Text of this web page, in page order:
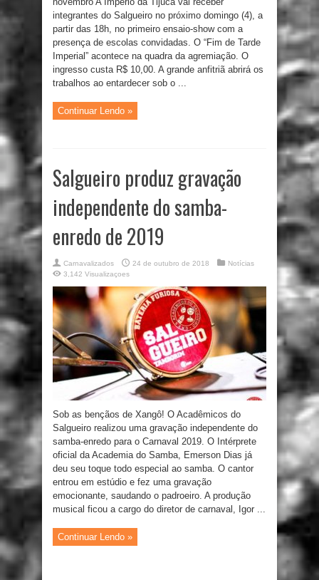
integrantes do Salgueiro no próximo domingo (4), a
partir das 18h, no primeiro ensaio-show com a
presença de escolas convidadas. O “Fim de Tarde
Imperial” acontece na quadra da agremiação. O
ingresso custa R$ 10,00. A grande anfitriã abrirá os
trabalhos ao entardecer sob o ...
Continuar Lendo »
Salgueiro produz gravação
independente do samba-
enredo de 2019
Carnavalizados 24 de outubro de 2018
Notícias
3,142 Visualizaçoes
Sob as bençãos de Xangô! O Acadêmicos do
Salgueiro realizou uma gravação independente do
samba-enredo para o Carnaval 2019. O Intérprete
oficial da Academia do Samba, Emerson Dias já
deu seu toque todo especial ao samba. O cantor
entrou em estúdio e fez uma gravação
emocionante, saudando o padroeiro. A produção
musical ficou a cargo do diretor de carnaval, Igor ...
Continuar Lendo »